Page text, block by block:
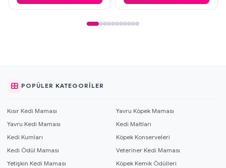
POPÜLER KATEGORILER
Kısır Kedi Maması
Yavru Köpek Maması
Yavru Kedi Maması
Kedi Maltları
Kedi Kumları
Köpek Konserveleri
Kedi Ödül Maması
Veteriner Kedi Maması
Yetişkin Kedi Maması
Köpek Kemik Ödülleri